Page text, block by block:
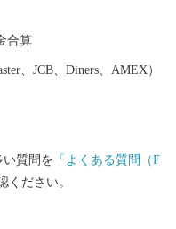
合算
、JCB、Diners、AMEX）
質問を 「よくある質問（F
ください。